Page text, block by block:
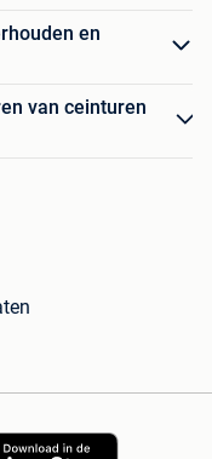
en
van ceinturen